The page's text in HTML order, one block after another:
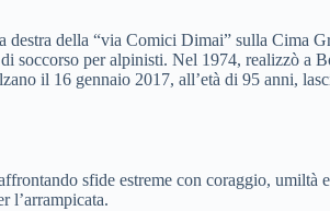
destra della “via Comici Dimai” sulla Cima
soccorso per alpinisti. Nel 1974, realizzò a
il 16 gennaio 2017, all’età di 95 anni,
sfide estreme con coraggio, umiltà
l’arrampicata.